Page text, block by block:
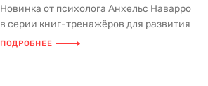
Новинка от психолога Анхельс Наварро
в серии книг-тренажёров для развития
интеллекта! АННОТАЦИЯ Ка...
ПОДРОБНЕЕ